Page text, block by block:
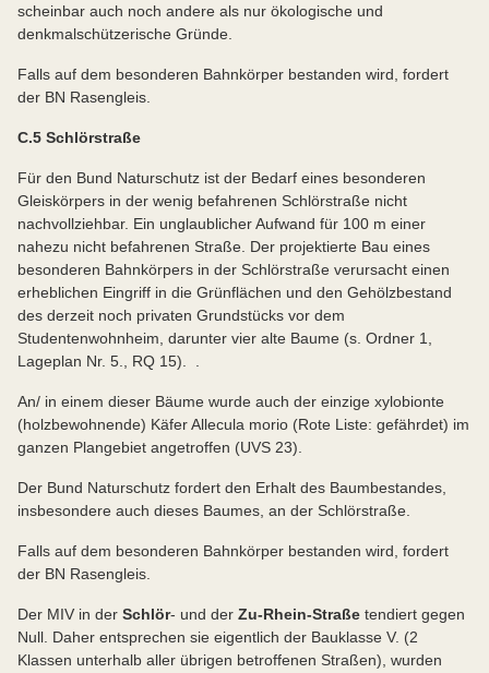
scheinbar auch noch andere als nur ökologische und
denkmalschützerische Gründe.
Falls auf dem besonderen Bahnkörper bestanden wird, fordert
der BN Rasengleis.
C.5 Schlörstraße
Für den Bund Naturschutz ist der Bedarf eines besonderen
Gleiskörpers in der wenig befahrenen Schlörstraße nicht
nachvollziehbar. Ein unglaublicher Aufwand für 100 m einer
nahezu nicht befahrenen Straße. Der projektierte Bau eines
besonderen Bahnkörpers in der Schlörstraße verursacht einen
erheblichen Eingriff in die Grünflächen und den Gehölzbestand
des derzeit noch privaten Grundstücks vor dem
Studentenwohnheim, darunter vier alte Baume (s. Ordner 1,
Lageplan Nr. 5., RQ 15). .
An/ in einem dieser Bäume wurde auch der einzige xylobionte
(holzbewohnende) Käfer Allecula morio (Rote Liste: gefährdet) im
ganzen Plangebiet angetroffen (UVS 23).
Der Bund Naturschutz fordert den Erhalt des Baumbestandes,
insbesondere auch dieses Baumes, an der Schlörstraße.
Falls auf dem besonderen Bahnkörper bestanden wird, fordert
der BN Rasengleis.
Der MIV in der Schlör- und der Zu-Rhein-Straße tendiert gegen
Null. Daher entsprechen sie eigentlich der Bauklasse V. (2
Klassen unterhalb aller übrigen betroffenen Straßen), wurden